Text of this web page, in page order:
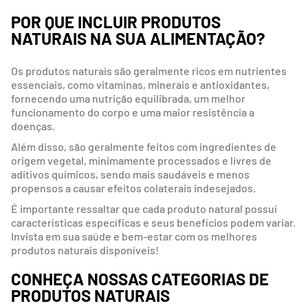
POR QUE INCLUIR PRODUTOS
NATURAIS NA SUA ALIMENTAÇÃO?
Os produtos naturais são geralmente ricos em nutrientes
essenciais, como vitaminas, minerais e antioxidantes,
fornecendo uma nutrição equilibrada, um melhor
funcionamento do corpo e uma maior resistência a
doenças.
Além disso, são geralmente feitos com ingredientes de
origem vegetal, minimamente processados e livres de
aditivos químicos, sendo mais saudáveis e menos
propensos a causar efeitos colaterais indesejados.
É importante ressaltar que cada produto natural possui
características específicas e seus benefícios podem variar.
Invista em sua saúde e bem-estar com os melhores
produtos naturais disponíveis!
CONHEÇA NOSSAS CATEGORIAS DE
PRODUTOS NATURAIS